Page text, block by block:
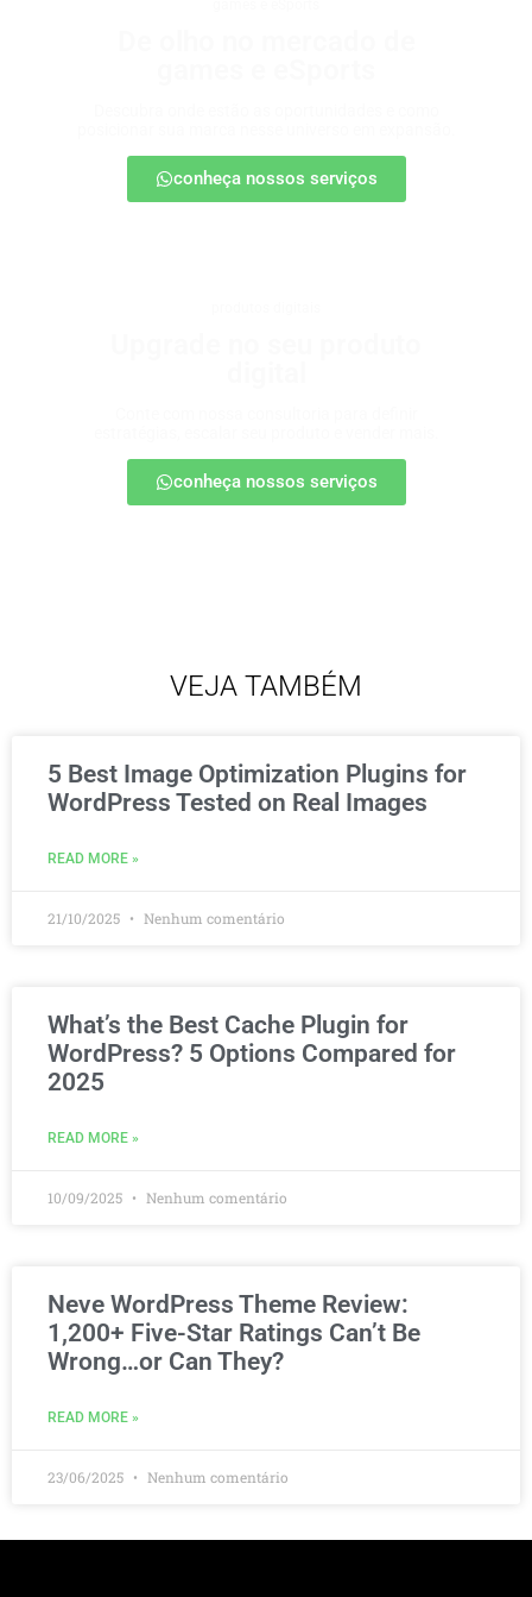
conheça nossos serviços
conheça nossos serviços
VEJA TAMBÉM
5 Best Image Optimization Plugins for
WordPress Tested on Real Images
READ MORE »
21/10/2025 Nenhum comentário
What’s the Best Cache Plugin for
WordPress? 5 Options Compared for
2025
READ MORE »
10/09/2025 Nenhum comentário
Neve WordPress Theme Review:
1,200+ Five-Star Ratings Can’t Be
Wrong…or Can They?
READ MORE »
23/06/2025 Nenhum comentário